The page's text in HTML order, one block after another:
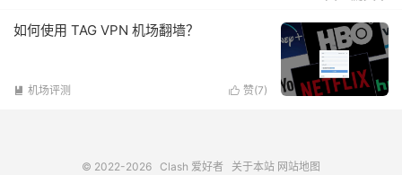
如何使用 TAG VPN 机场翻墙？
 赞(7)
 机场评测
© 2022-2026 Clash 爱好者 关于本站 网站地图